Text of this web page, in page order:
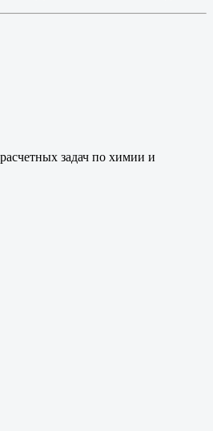
задач по химии и